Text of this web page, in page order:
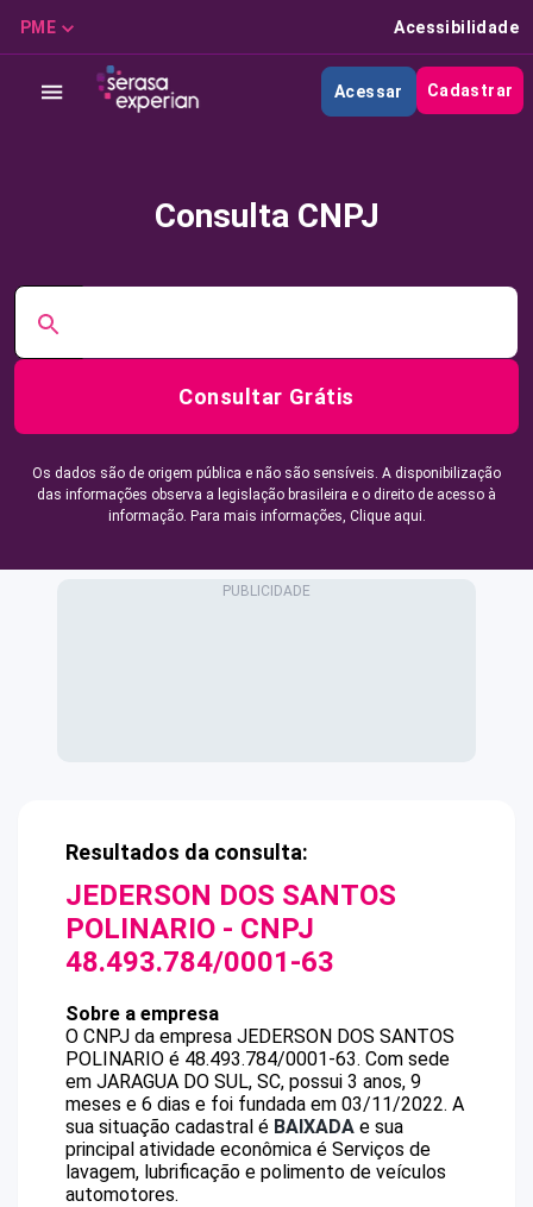
PME Acessibilidade
Acessar Cadastrar
Consulta CNPJ
Consultar Grátis
Os dados são de origem pública e não são sensíveis. A disponibilização
das informações observa a legislação brasileira e o direito de acesso à
informação. Para mais informações, Clique aqui.
Resultados da consulta:
JEDERSON DOS SANTOS
POLINARIO - CNPJ
48.493.784/0001-63
Sobre a empresa
O CNPJ da empresa JEDERSON DOS SANTOS
POLINARIO é 48.493.784/0001-63. Com sede
em JARAGUA DO SUL, SC, possui 3 anos, 9
meses e 6 dias e foi fundada em 03/11/2022. A
sua situação cadastral é BAIXADA e sua
principal atividade econômica é Serviços de
lavagem, lubrificação e polimento de veículos
automotores.